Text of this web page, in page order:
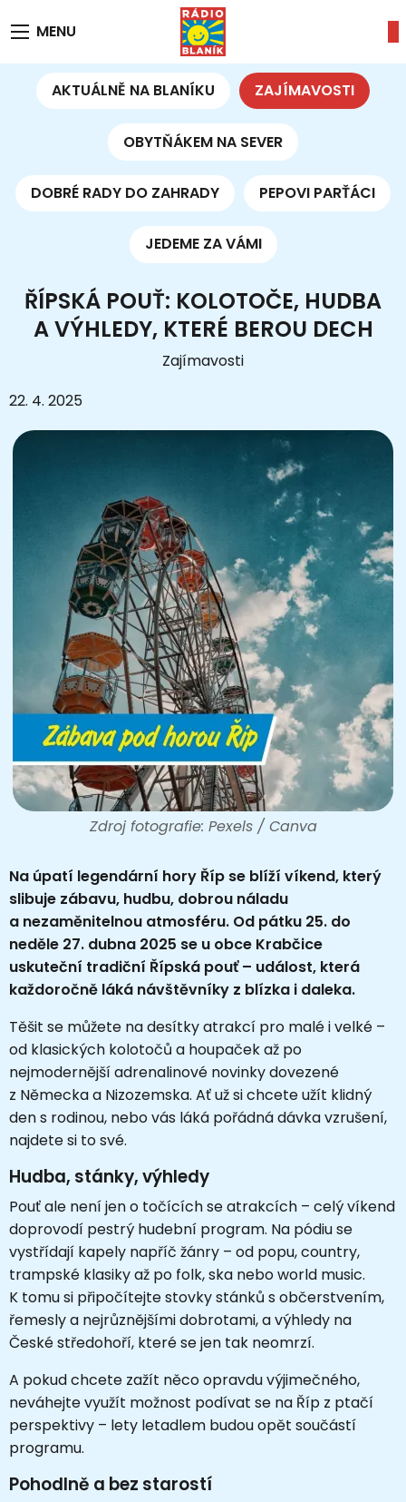
MENU
AKTUÁLNĚ NA BLANÍKU ZAJÍMAVOSTI
OBYTŇÁKEM NA SEVER
DOBRÉ RADY DO ZAHRADY PEPOVI PARŤÁCI
JEDEME ZA VÁMI
ŘÍPSKÁ POUŤ: KOLOTOČE, HUDBA
A VÝHLEDY, KTERÉ BEROU DECH
Zajímavosti
22. 4. 2025
Zdroj fotografie: Pexels / Canva
Na úpatí legendární hory Říp se blíží víkend, který
slibuje zábavu, hudbu, dobrou náladu
a nezaměnitelnou atmosféru. Od pátku 25. do
neděle 27. dubna 2025 se u obce Krabčice
uskuteční tradiční Řípská pouť – událost, která
každoročně láká návštěvníky z blízka i daleka.
Těšit se můžete na desítky atrakcí pro malé i velké –
od klasických kolotočů a houpaček až po
nejmodernější adrenalinové novinky dovezené
z Německa a Nizozemska. Ať už si chcete užít klidný
den s rodinou, nebo vás láká pořádná dávka vzrušení,
najdete si to své.
Hudba, stánky, výhledy
Pouť ale není jen o točících se atrakcích – celý víkend
doprovodí pestrý hudební program. Na pódiu se
vystřídají kapely napříč žánry – od popu, country,
trampské klasiky až po folk, ska nebo world music.
K tomu si připočítejte stovky stánků s občerstvením,
řemesly a nejrůznějšími dobrotami, a výhledy na
České středohoří, které se jen tak neomrzí.
A pokud chcete zažít něco opravdu výjimečného,
neváhejte využít možnost podívat se na Říp z ptačí
perspektivy – lety letadlem budou opět součástí
programu.
Pohodlně a bez starostí